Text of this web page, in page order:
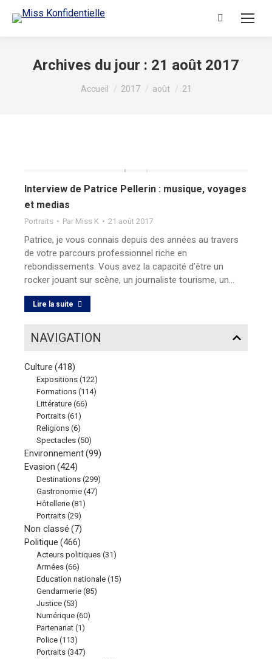
Archives du jour : 21 août 2017
Vous êtes ici :
Accueil 2017 août 21
Interview de Patrice Pellerin : musique, voyages
et medias
Portraits Par Miss K 21 août 2017
Patrice, je vous connais depuis des années au travers
de votre parcours professionnel riche en
rebondissements. Vous avez la capacité d’être un
rocker jouant sur scène, un journaliste tourisme, un…
Lire la suite
NAVIGATION
Culture (418)
Expositions (122)
Formations (114)
Littérature (66)
Portraits (61)
Religions (6)
Spectacles (50)
Environnement(99)
Evasion (424)
Destinations (299)
Gastronomie (47)
Hôtellerie (81)
Portraits (29)
Non classé (7)
Politique (466)
Acteurs politiques (31)
Armées (66)
Education nationale (15)
Gendarmerie (85)
Justice (53)
Numérique (60)
Partenariat (1)
Police (113)
Portraits (347)